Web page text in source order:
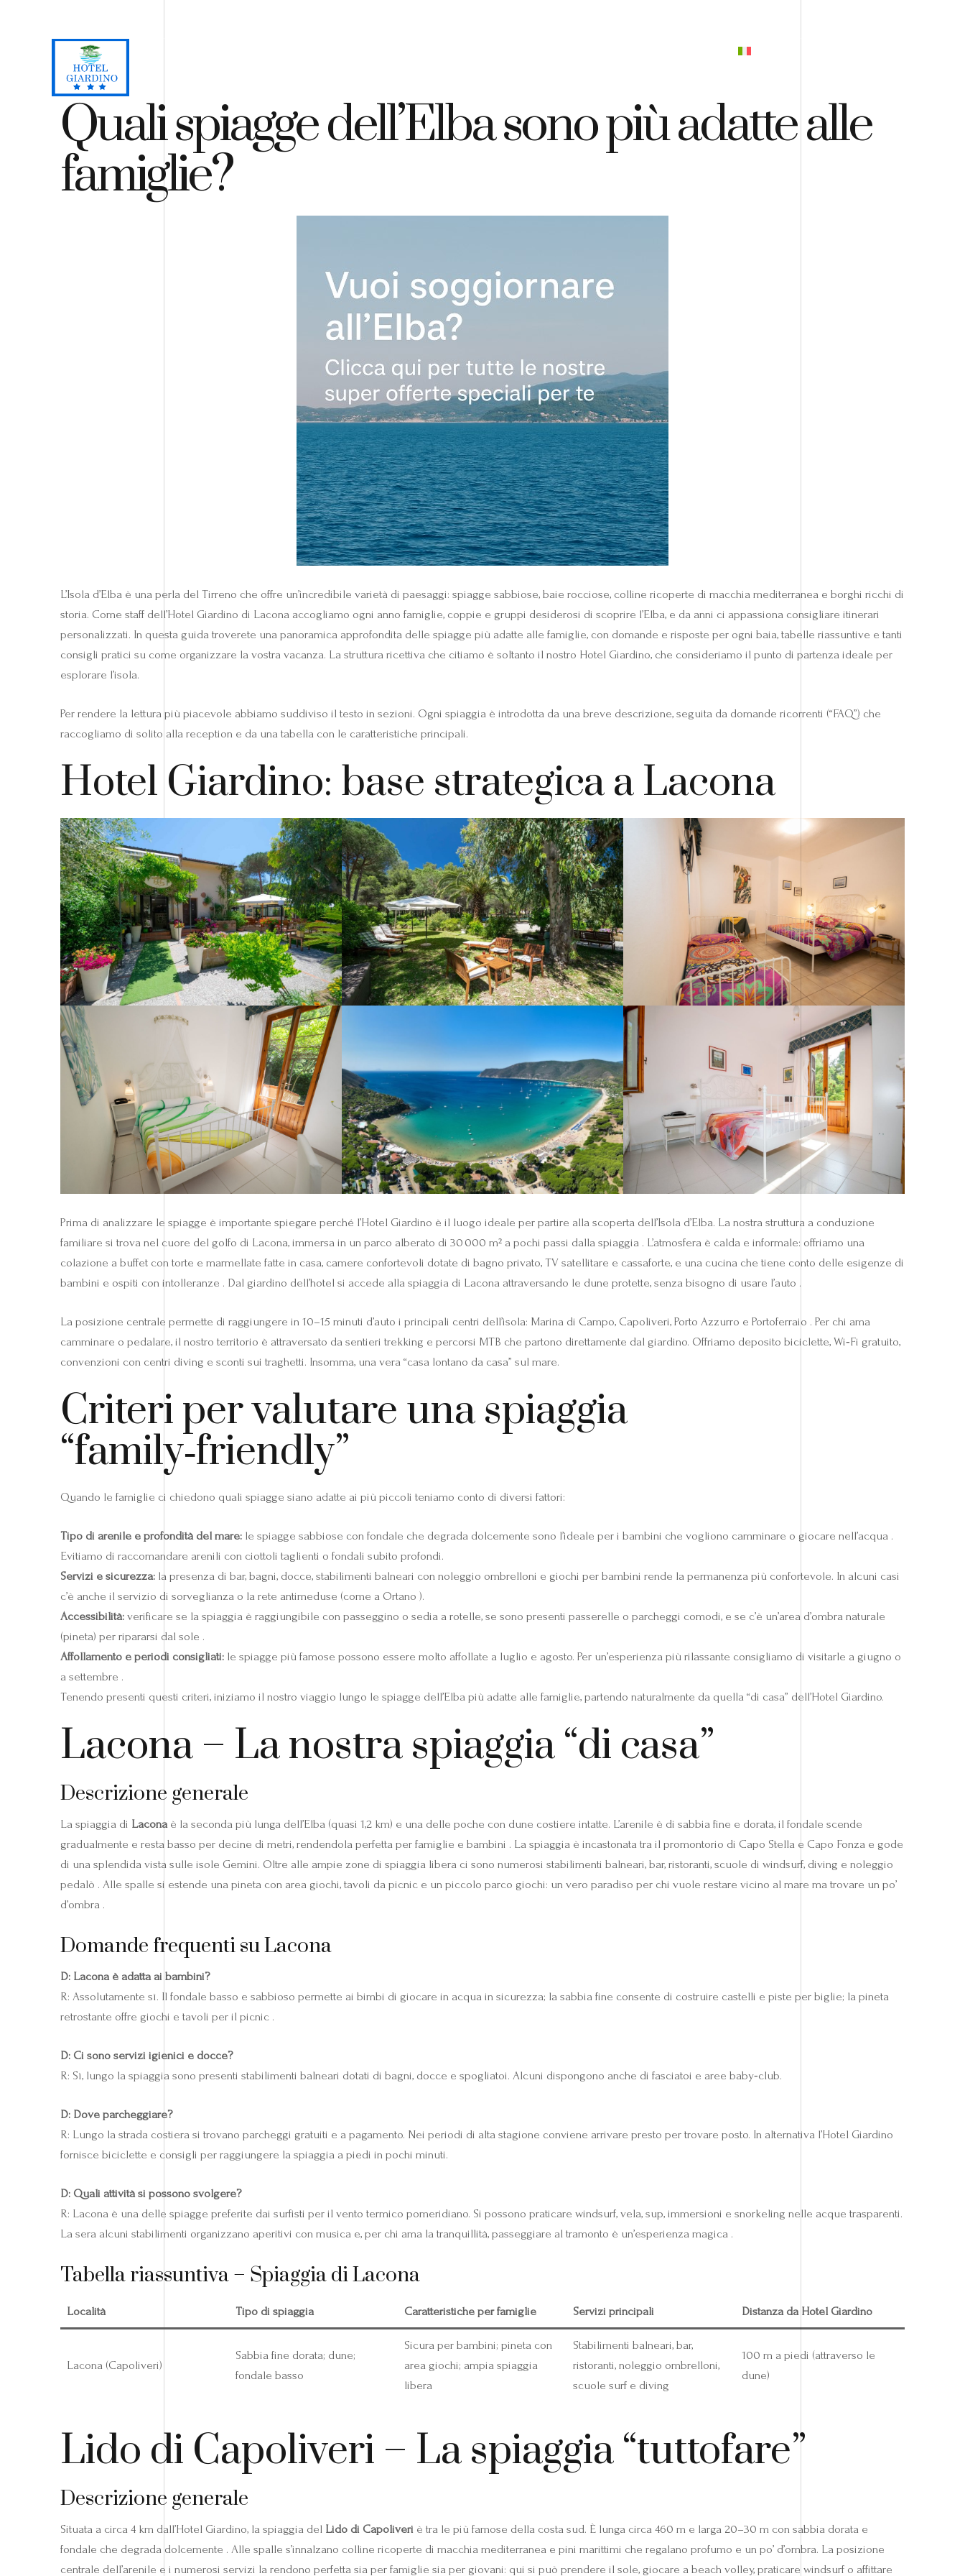
Quali spiagge dell’Elba sono più adatte alle
famiglie?
L’Isola d’Elba è una perla del Tirreno che offre un’incredibile varietà di paesaggi: spiagge sabbiose, baie rocciose, colline ricoperte di macchia mediterranea e borghi ricchi di
storia. Come staff dell’Hotel Giardino di Lacona accogliamo ogni anno famiglie, coppie e gruppi desiderosi di scoprire l’Elba, e da anni ci appassiona consigliare itinerari
personalizzati. In questa guida troverete una panoramica approfondita delle spiagge più adatte alle famiglie, con domande e risposte per ogni baia, tabelle riassuntive e tanti
consigli pratici su come organizzare la vostra vacanza. La struttura ricettiva che citiamo è soltanto il nostro Hotel Giardino, che consideriamo il punto di partenza ideale per
esplorare l’isola.
Per rendere la lettura più piacevole abbiamo suddiviso il testo in sezioni. Ogni spiaggia è introdotta da una breve descrizione, seguita da domande ricorrenti (“FAQ”) che
raccogliamo di solito alla reception e da una tabella con le caratteristiche principali.
Hotel Giardino: base strategica a Lacona
Prima di analizzare le spiagge è importante spiegare perché l’Hotel Giardino è il luogo ideale per partire alla scoperta dell’Isola d’Elba. La nostra struttura a conduzione
familiare si trova nel cuore del golfo di Lacona, immersa in un parco alberato di 30 000 m² a pochi passi dalla spiaggia . L’atmosfera è calda e informale: offriamo una
colazione a buffet con torte e marmellate fatte in casa, camere confortevoli dotate di bagno privato, TV satellitare e cassaforte, e una cucina che tiene conto delle esigenze di
bambini e ospiti con intolleranze . Dal giardino dell’hotel si accede alla spiaggia di Lacona attraversando le dune protette, senza bisogno di usare l’auto .
La posizione centrale permette di raggiungere in 10–15 minuti d’auto i principali centri dell’isola: Marina di Campo, Capoliveri, Porto Azzurro e Portoferraio . Per chi ama
camminare o pedalare, il nostro territorio è attraversato da sentieri trekking e percorsi MTB che partono direttamente dal giardino. Offriamo deposito biciclette, Wi‑Fi gratuito,
convenzioni con centri diving e sconti sui traghetti. Insomma, una vera “casa lontano da casa” sul mare.
Criteri per valutare una spiaggia
“family‑friendly”
Quando le famiglie ci chiedono quali spiagge siano adatte ai più piccoli teniamo conto di diversi fattori:
Tipo di arenile e profondità del mare: le spiagge sabbiose con fondale che degrada dolcemente sono l’ideale per i bambini che vogliono camminare o giocare nell’acqua .
Evitiamo di raccomandare arenili con ciottoli taglienti o fondali subito profondi.
Servizi e sicurezza: la presenza di bar, bagni, docce, stabilimenti balneari con noleggio ombrelloni e giochi per bambini rende la permanenza più confortevole. In alcuni casi
c’è anche il servizio di sorveglianza o la rete antimeduse (come a Ortano ).
Accessibilità: verificare se la spiaggia è raggiungibile con passeggino o sedia a rotelle, se sono presenti passerelle o parcheggi comodi, e se c’è un’area d’ombra naturale
(pineta) per ripararsi dal sole .
Affollamento e periodi consigliati: le spiagge più famose possono essere molto affollate a luglio e agosto. Per un’esperienza più rilassante consigliamo di visitarle a giugno o
a settembre .
Tenendo presenti questi criteri, iniziamo il nostro viaggio lungo le spiagge dell’Elba più adatte alle famiglie, partendo naturalmente da quella “di casa” dell’Hotel Giardino.
Lacona – La nostra spiaggia “di casa”
Descrizione generale
La spiaggia di Laconaè la seconda più lunga dell’Elba (quasi 1,2 km) e una delle poche con dune costiere intatte. L’arenile è di sabbia fine e dorata, il fondale scende
gradualmente e resta basso per decine di metri, rendendola perfetta per famiglie e bambini . La spiaggia è incastonata tra il promontorio di Capo Stella e Capo Fonza e gode
di una splendida vista sulle isole Gemini. Oltre alle ampie zone di spiaggia libera ci sono numerosi stabilimenti balneari, bar, ristoranti, scuole di windsurf, diving e noleggio
pedalò . Alle spalle si estende una pineta con area giochi, tavoli da picnic e un piccolo parco giochi: un vero paradiso per chi vuole restare vicino al mare ma trovare un po’
d’ombra .
Domande frequenti su Lacona
D: Lacona è adatta ai bambini?
R: Assolutamente sì. Il fondale basso e sabbioso permette ai bimbi di giocare in acqua in sicurezza; la sabbia fine consente di costruire castelli e piste per biglie; la pineta
retrostante offre giochi e tavoli per il picnic .
D: Ci sono servizi igienici e docce?
R: Sì, lungo la spiaggia sono presenti stabilimenti balneari dotati di bagni, docce e spogliatoi. Alcuni dispongono anche di fasciatoi e aree baby‑club.
D: Dove parcheggiare?
R: Lungo la strada costiera si trovano parcheggi gratuiti e a pagamento. Nei periodi di alta stagione conviene arrivare presto per trovare posto. In alternativa l’Hotel Giardino
fornisce biciclette e consigli per raggiungere la spiaggia a piedi in pochi minuti.
D: Quali attività si possono svolgere?
R: Lacona è una delle spiagge preferite dai surfisti per il vento termico pomeridiano. Si possono praticare windsurf, vela, sup, immersioni e snorkeling nelle acque trasparenti.
La sera alcuni stabilimenti organizzano aperitivi con musica e, per chi ama la tranquillità, passeggiare al tramonto è un’esperienza magica .
Tabella riassuntiva – Spiaggia di Lacona
Località Tipo di spiaggia Caratteristiche per famiglie Servizi principali Distanza da Hotel Giardino
Lacona (Capoliveri)
Sabbia fine dorata; dune;
fondale basso
Sicura per bambini; pineta con
area giochi; ampia spiaggia
libera
Stabilimenti balneari, bar,
ristoranti, noleggio ombrelloni,
scuole surf e diving
100 m a piedi (attraverso le
dune)
Lido di Capoliveri – La spiaggia “tuttofare”
Descrizione generale
Situata a circa 4 km dall’Hotel Giardino, la spiaggia del Lido di Capoliveri è tra le più famose della costa sud. È lunga circa 460 m e larga 20–30 m con sabbia dorata e
fondale che degrada dolcemente . Alle spalle s’innalzano colline ricoperte di macchia mediterranea e pini marittimi che regalano profumo e un po’ d’ombra. La posizione
centrale dell’arenile e i numerosi servizi la rendono perfetta sia per famiglie sia per giovani: qui si può prendere il sole, giocare a beach volley, praticare windsurf o affittare